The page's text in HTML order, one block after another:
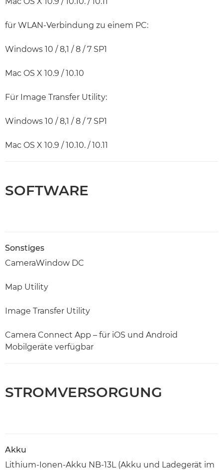
für WLAN-Verbindung zu einem PC:
Windows 10 / 8,1 / 8 / 7 SP1
Mac OS X 10.9 / 10.10
Für Image Transfer Utility:
Windows 10 / 8,1 / 8 / 7 SP1
Mac OS X 10.9 / 10.10. / 10.11
SOFTWARE
Sonstiges
CameraWindow DC
Map Utility
Image Transfer Utility
Camera Connect App – für iOS und Android
Mobilgeräte verfügbar
STROMVERSORGUNG
Akku
Lithium-Ionen-Akku NB-13L (Akku und Ladegerät im